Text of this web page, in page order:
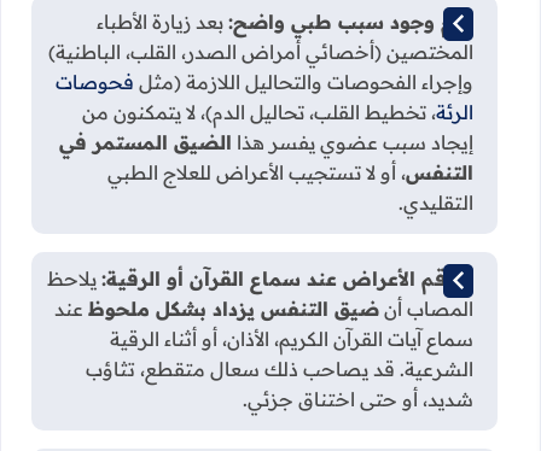
عدم وجود سبب طبي واضح: بعد زيارة الأطباء
المختصين (أخصائي أمراض الصدر، القلب، الباطنية)
وإجراء الفحوصات والتحاليل اللازمة (مثل فحوصات
الرئة، تخطيط القلب، تحاليل الدم)، لا يتمكنون من
إيجاد سبب عضوي يفسر هذا الضيق المستمر في
التنفس، أو لا تستجيب الأعراض للعلاج الطبي
التقليدي.
تفاقم الأعراض عند سماع القرآن أو الرقية: يلاحظ
المصاب أن ضيق التنفس يزداد بشكل ملحوظ عند
سماع آيات القرآن الكريم، الأذان، أو أثناء الرقية
الشرعية. قد يصاحب ذلك سعال متقطع، تثاؤب
شديد، أو حتى اختناق جزئي.